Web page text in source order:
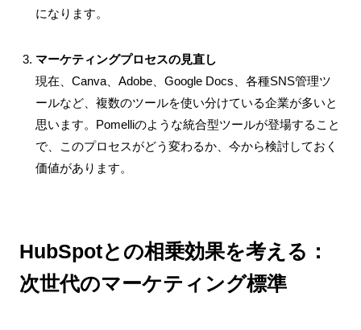
になります。
マーケティングプロセスの見直し
現在、Canva、Adobe、Google Docs、各種SNS管理ツ
ールなど、複数のツールを使い分けている企業が多いと
思います。Pomelliのような統合型ツールが登場すること
で、このプロセスがどう変わるか、今から検討しておく
価値があります。
HubSpotとの相乗効果を考える：
次世代のマーケティング標準